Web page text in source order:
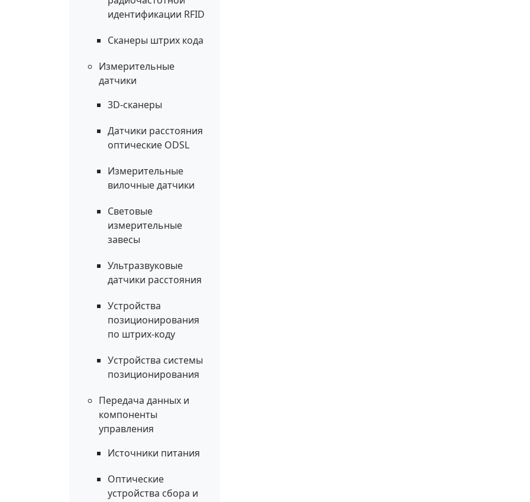
идентификации RFID
Сканеры штрих кода
Измерительные
датчики
3D-сканеры
Датчики расстояния
оптические ODSL
Измерительные
вилочные датчики
Световые
измерительные
завесы
Ультразвуковые
датчики расстояния
Устройства
позиционирования
по штрих-коду
Устройства системы
позиционирования
Передача данных и
компоненты
управления
Источники питания
Оптические
устройства сбора и